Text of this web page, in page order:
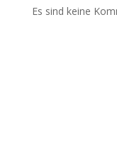
Es sind keine